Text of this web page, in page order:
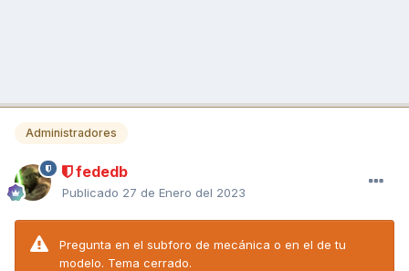
Administradores
fededb
Publicado 27 de Enero del 2023
Pregunta en el subforo de mecánica o en el de tu
modelo. Tema cerrado.